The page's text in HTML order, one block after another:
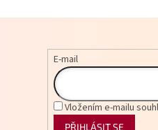
E-mail
Vložením e-mailu
PŘIHLÁSIT SE